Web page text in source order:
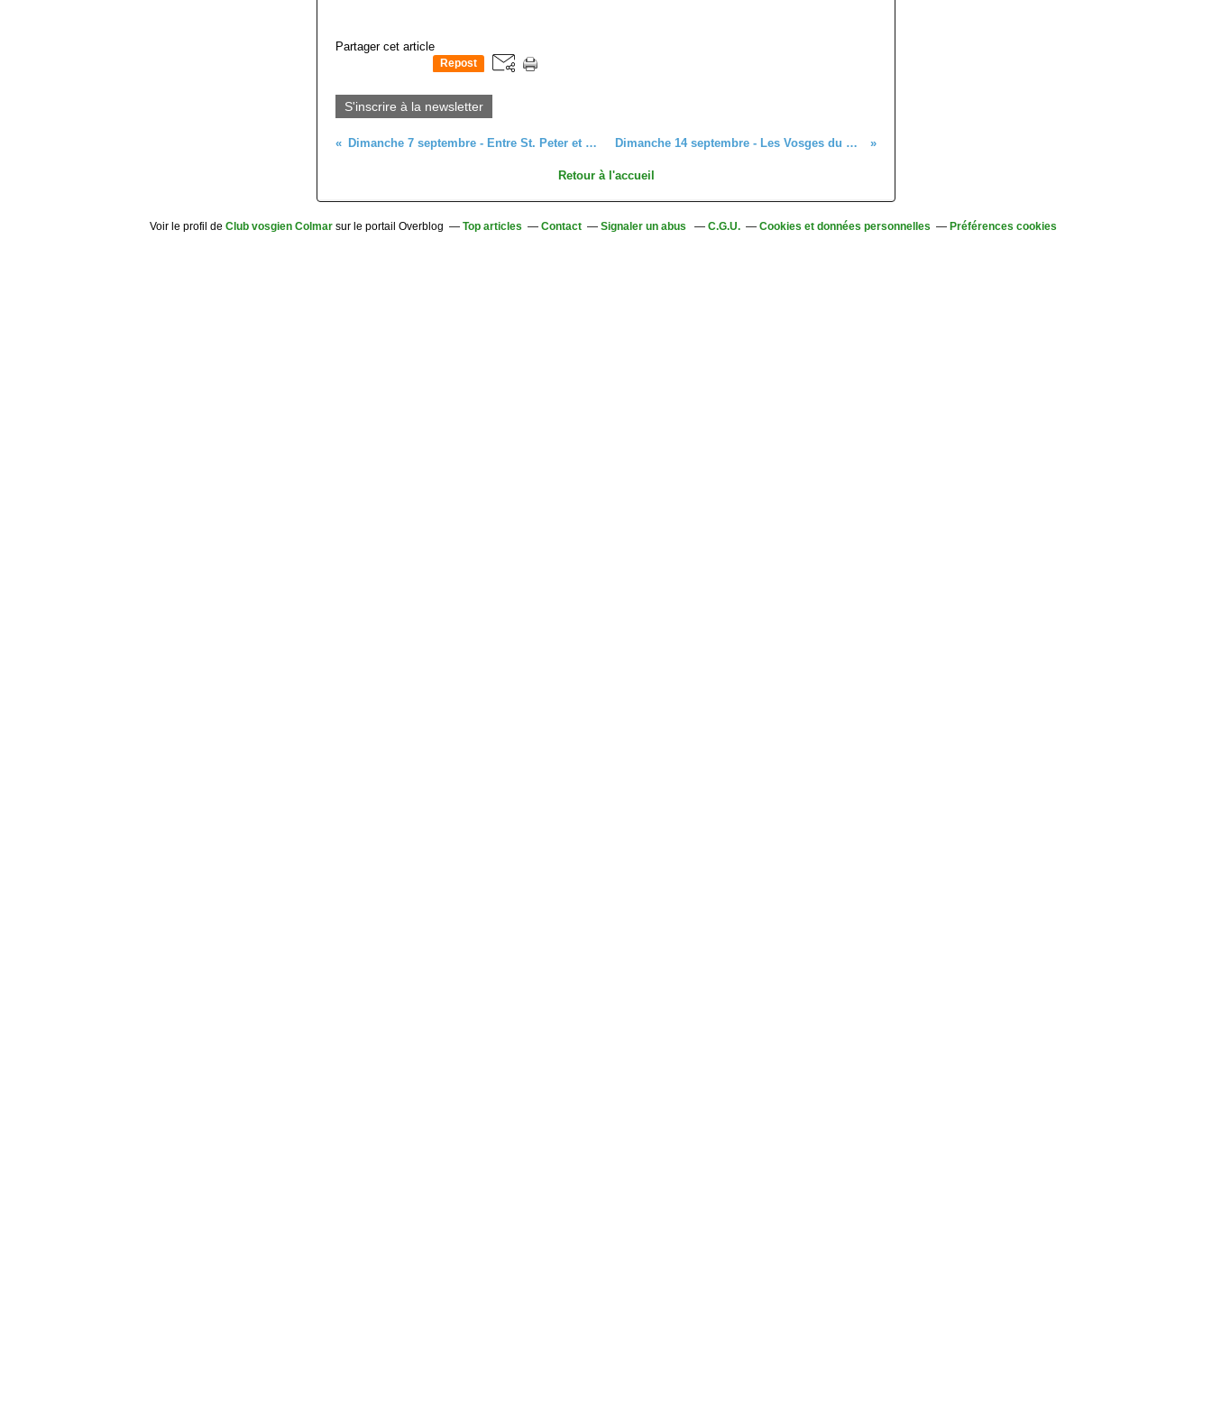
Partager cet article
Repost
S'inscrire à la newsletter
Dimanche 7 septembre - Entre St. Peter et St. Märgen, la Vogesenkapelle Dimanche 14 septembre - Les Vosges du Nord, en itinéraire découverte
Retour à l'accueil
Voir le profil de Club vosgien Colmar sur le portail Overblog Top articles Contact Signaler un abus C.G.U. Cookies et données personnelles Préférences cookies